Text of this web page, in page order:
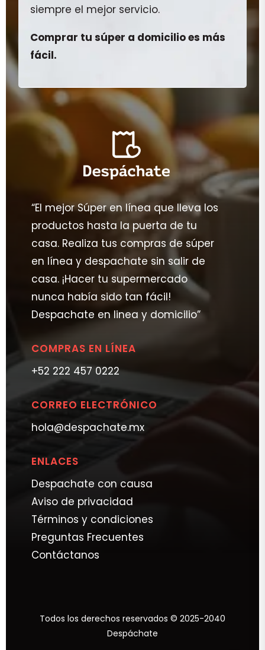
siempre el mejor servicio.
Comprar tu súper a domicilio es más
fácil.
“El mejor Súper en línea que lleva los
productos hasta la puerta de tu
casa. Realiza tus compras de súper
en línea y despachate sin salir de
casa. ¡Hacer tu supermercado
nunca había sido tan fácil!
Despachate en linea y domicilio”
COMPRAS EN LÍNEA
+52 222 457 0222
CORREO ELECTRÓNICO
hola@despachate.mx
ENLACES
Despachate con causa
Aviso de privacidad
Términos y condiciones
Preguntas Frecuentes
Contáctanos
Todos los derechos reservados © 2025-2040
Despáchate